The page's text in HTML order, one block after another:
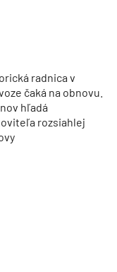
radnica v
čaká na obnovu.
hľadá
rozsiahlej